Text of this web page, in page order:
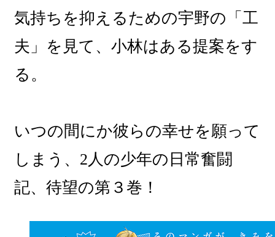
気持ちを抑えるための宇野の「工
夫」を見て、小林はある提案をす
る。
いつの間にか彼らの幸せを願って
しまう、2人の少年の日常奮闘
記、待望の第３巻！